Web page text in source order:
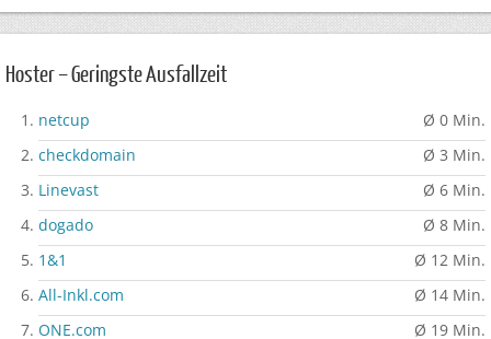
Hoster – Geringste Ausfallzeit
netcup
Ø 0 Min.
checkdomain
Ø 3 Min.
Linevast
Ø 6 Min.
dogado
Ø 8 Min.
1&1
Ø 12 Min.
All-Inkl.com
Ø 14 Min.
ONE.com
Ø 19 Min.